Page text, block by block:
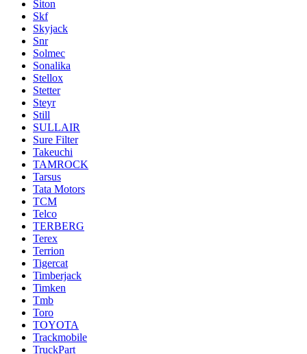
Siton
Skf
Skyjack
Snr
Solmec
Sonalika
Stellox
Stetter
Steyr
Still
SULLAIR
Sure Filter
Takeuchi
TAMROCK
Tarsus
Tata Motors
TCM
Telco
TERBERG
Terex
Terrion
Tigercat
Timberjack
Timken
Tmb
Toro
TOYOTA
Trackmobile
TruckPart